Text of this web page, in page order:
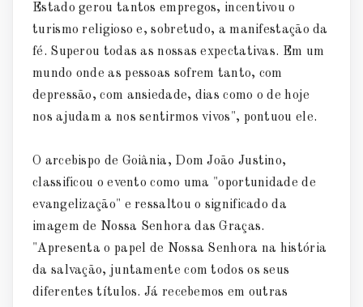
Estado gerou tantos empregos, incentivou o
turismo religioso e, sobretudo, a manifestação da
fé. Superou todas as nossas expectativas. Em um
mundo onde as pessoas sofrem tanto, com
depressão, com ansiedade, dias como o de hoje
nos ajudam a nos sentirmos vivos", pontuou ele.
O arcebispo de Goiânia, Dom João Justino,
classificou o evento como uma "oportunidade de
evangelização" e ressaltou o significado da
imagem de Nossa Senhora das Graças.
"Apresenta o papel de Nossa Senhora na história
da salvação, juntamente com todos os seus
diferentes títulos. Já recebemos em outras